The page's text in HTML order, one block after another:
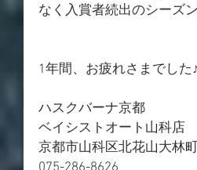
なく入賞者続出のシーズ
1年間、お疲れさまでした♪
ハスクバーナ京都
ベイシストオート山科店
京都市山科区北花山大林